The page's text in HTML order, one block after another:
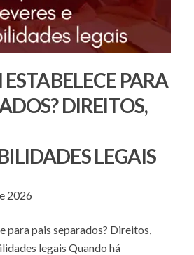
ESTABELECE PARA
DIREITOS,
LEGAIS
2026
para pais separados? Direitos,
legais Quando há